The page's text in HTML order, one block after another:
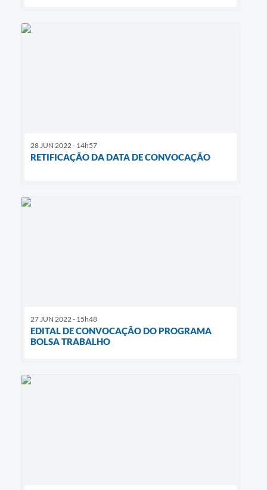
28 JUN 2022 - 14h57
RETIFICAÇÃO DA DATA DE CONVOCAÇÃO
27 JUN 2022 - 15h48
EDITAL DE CONVOCAÇÃO DO PROGRAMA
BOLSA TRABALHO